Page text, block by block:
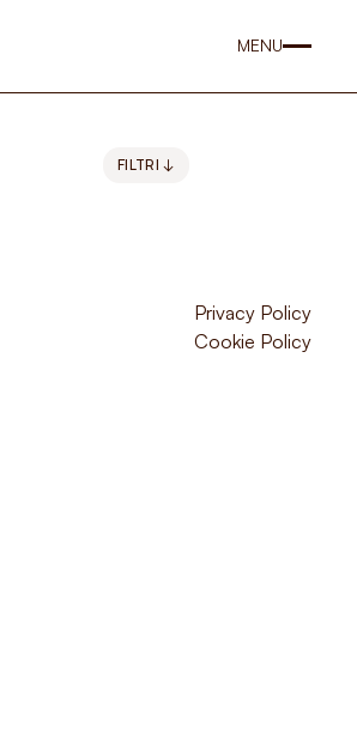
MENU
FILTRI ↓
Privacy Policy
Cookie Policy